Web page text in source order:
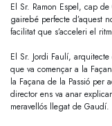
El Sr. Ramon Espel, cap
gairebé perfecte d’aquest
facilitat que s’acceleri el
El Sr. Jordi Faulí,
que va començar a la
la Façana de la Passió per
director ens va anar
meravellós llegat de Gaudí.